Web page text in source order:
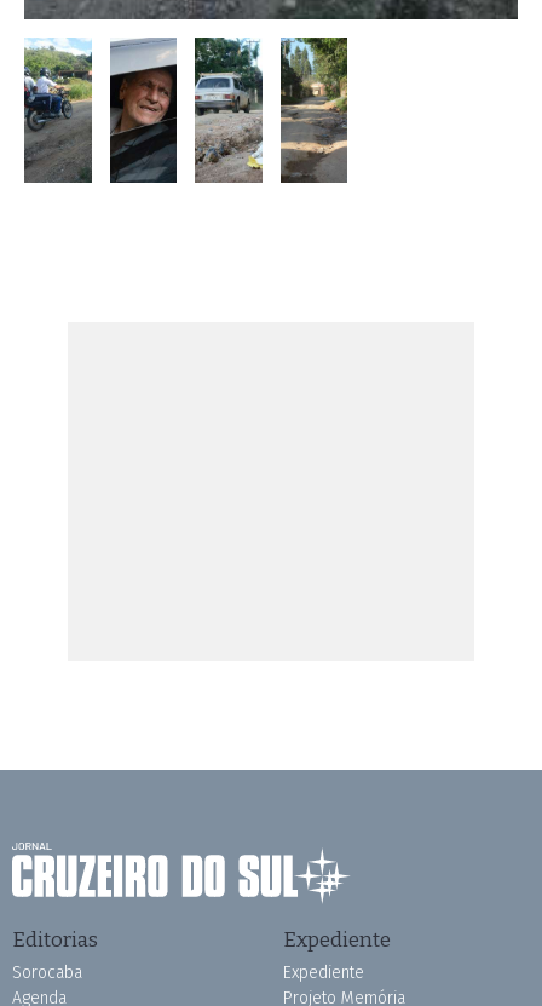
Editorias
Sorocaba
Agenda
Expediente
Expediente
Projeto Memória